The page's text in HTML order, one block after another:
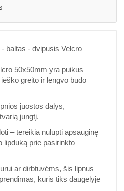
baltas - dvipusis Velcro
50x50mm yra puikus
greito ir lengvo būdo
juostos dalys,
jungtį.
– tereikia nulupti apsauginę
lipduką prie pasirinkto
ar dirbtuvėms, šis lipnus
kuris tiks daugelyje